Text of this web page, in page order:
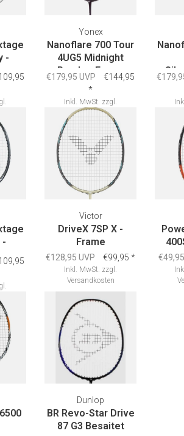
-
Yonex
Nanoflare 700 Tour
4UG5 Midnight
Purple - Frame
€179,95 UVP
€144,95
*
Inkl. MwSt. zzgl.
Versandkosten
-
Victor
DriveX 7SP X -
Frame
€128,95 UVP €99,95 *
Inkl. MwSt. zzgl.
Versandkosten
Dunlop
BR Revo-Star Drive
87 G3 Besaitet